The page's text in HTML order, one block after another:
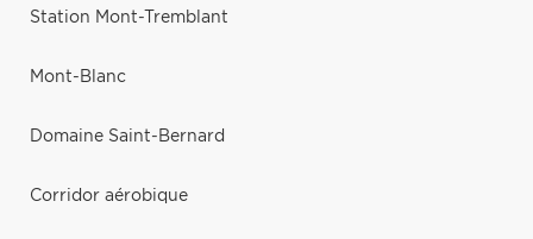
Station Mont-Tremblant
Mont-Blanc
Domaine Saint-Bernard
Corridor aérobique